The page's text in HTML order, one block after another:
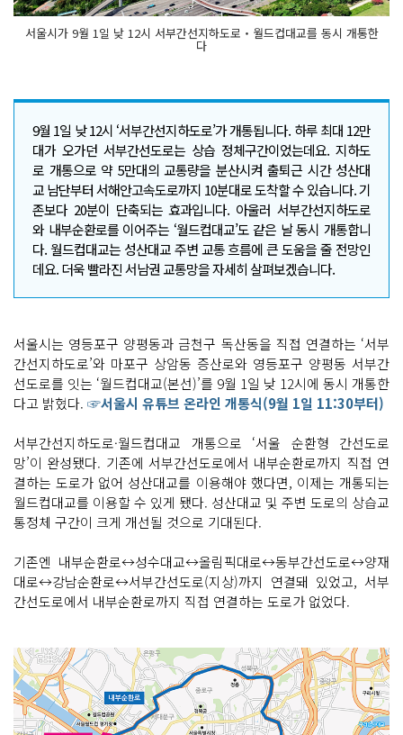
서울시가 9월 1일 낮 12시 서부간선지하도로‧월드컵대교를 동시 개통한
다
9월 1일 낮 12시 ‘서부간선지하도로’가 개통됩니다. 하루 최대 12만
대가 오가던 서부간선도로는 상습 정체구간이었는데요. 지하도
로 개통으로 약 5만대의 교통량을 분산시켜 출퇴근 시간 성산대
교 남단부터 서해안고속도로까지 10분대로 도착할 수 있습니다. 기
존보다 20분이 단축되는 효과입니다. 아울러 서부간선지하도로
와 내부순환로를 이어주는 ‘월드컵대교’도 같은 날 동시 개통합니
다. 월드컵대교는 성산대교 주변 교통 흐름에 큰 도움을 줄 전망인
데요. 더욱 빨라진 서남권 교통망을 자세히 살펴보겠습니다.
서울시는 영등포구 양평동과 금천구 독산동을 직접 연결하는 ‘서부
간선지하도로’와 마포구 상암동 증산로와 영등포구 양평동 서부간
선도로를 잇는 ‘월드컵대교(본선)’를 9월 1일 낮 12시에 동시 개통한
다고 밝혔다. ☞서울시 유튜브 온라인 개통식(9월 1일 11:30부터)
서부간선지하도로·월드컵대교 개통으로 ‘서울 순환형 간선도로
망’이 완성됐다. 기존에 서부간선도로에서 내부순환로까지 직접 연
결하는 도로가 없어 성산대교를 이용해야 했다면, 이제는 개통되는
월드컵대교를 이용할 수 있게 됐다. 성산대교 및 주변 도로의 상습교
통정체 구간이 크게 개선될 것으로 기대된다.
기존엔 내부순환로↔성수대교↔올림픽대로↔동부간선도로↔양재
대로↔강남순환로↔서부간선도로(지상)까지 연결돼 있었고, 서부
간선도로에서 내부순환로까지 직접 연결하는 도로가 없었다.